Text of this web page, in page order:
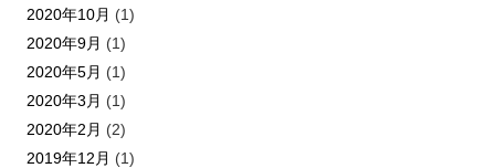
2020年10月 (1)
2020年9月 (1)
2020年5月 (1)
2020年3月 (1)
2020年2月 (2)
2019年12月 (1)